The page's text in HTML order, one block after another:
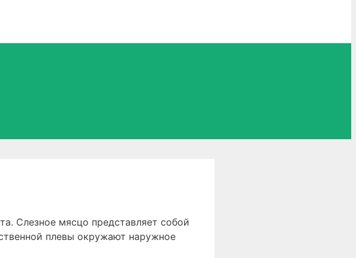
Слезное мясцо представляет собой
плевы окружают наружное